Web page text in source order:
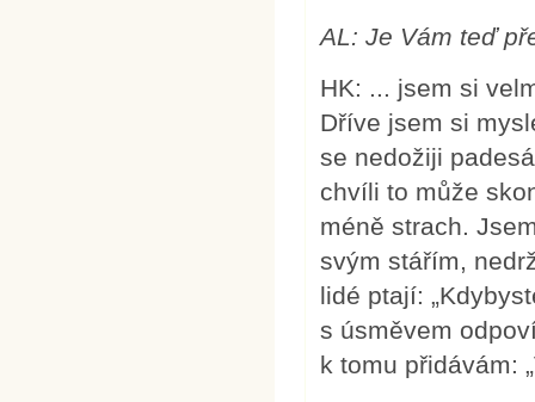
AL:Je Vám teď
HK: ... jsem si
Dříve jsem si
se nedožiji
chvíli to může
méně strach.
svým stářím,
lidé ptají:
s úsměvem
k tomu přidávám: